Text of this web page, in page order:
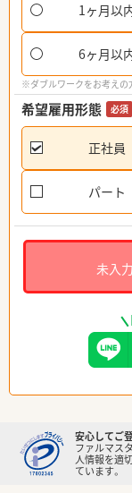
1ヶ月以
6ヶ月以
※ダブルワークをお考えの
希望雇用形態 必須
正社員
パート
未入
安心してご
ファルマス
人情報を適
ています。